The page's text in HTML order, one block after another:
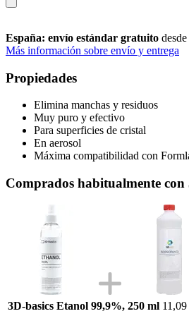
España: envío estándar gratuito
Más información sobre envío y entrega
Propiedades
Elimina manchas y residuos
Muy puro y efectivo
Para superficies de cristal
En aerosol
Máxima compatibilidad con
Comprados habitualmente
3D-basics Etanol 99,9%, 250 ml